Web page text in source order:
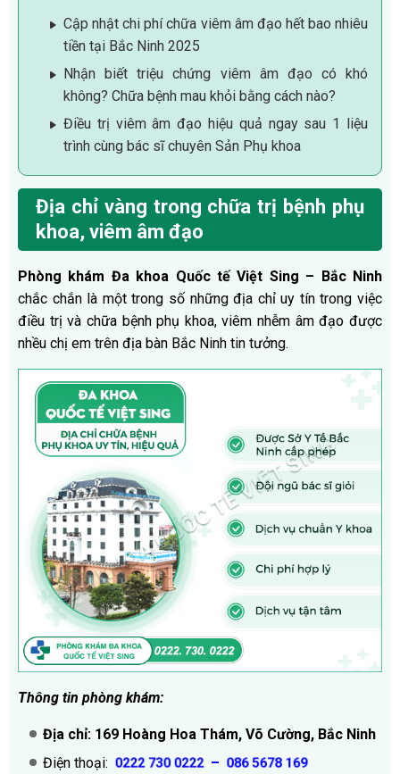
Cập nhật chi phí chữa viêm âm đạo hết bao nhiêu
tiền tại Bắc Ninh 2025
Nhận biết triệu chứng viêm âm đạo có khó
không? Chữa bệnh mau khỏi bằng cách nào?
Điều trị viêm âm đạo hiệu quả ngay sau 1 liệu
trình cùng bác sĩ chuyên Sản Phụ khoa
Địa chỉ vàng trong chữa trị bệnh phụ
khoa, viêm âm đạo
Phòng khám Đa khoa Quốc tế Việt Sing – Bắc Ninh
chắc chắn là một trong số những địa chỉ uy tín trong việc
điều trị và chữa bệnh phụ khoa, viêm nhễm âm đạo được
nhều chị em trên địa bàn Bắc Ninh tin tưởng.
Thông tin phòng khám:
Địa chỉ: 169 Hoàng Hoa Thám, Võ Cường, Bắc Ninh
Điện thoại: 0222 730 0222 – 086 5678 169